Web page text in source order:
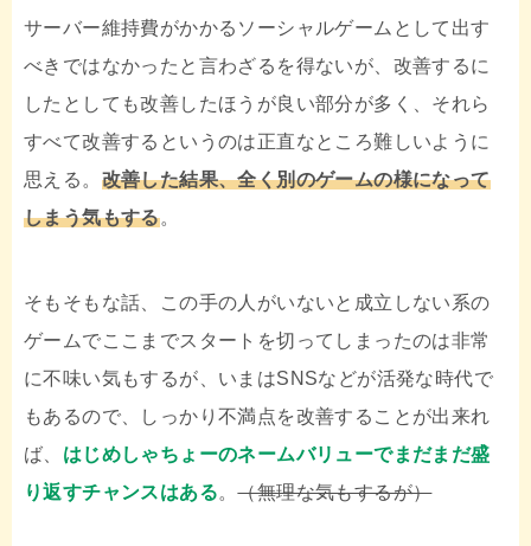
サーバー維持費がかかるソーシャルゲームとして出す
べきではなかったと言わざるを得ないが、改善するに
したとしても改善したほうが良い部分が多く、それら
すべて改善するというのは正直なところ難しいように
思える。 改善した結果、全く別のゲームの様になって
しまう気もする。
そもそもな話、この手の人がいないと成立しない系の
ゲームでここまでスタートを切ってしまったのは非常
に不味い気もするが、いまはSNSなどが活発な時代で
もあるので、しっかり不満点を改善することが出来れ
ば、 はじめしゃちょーのネームバリューでまだまだ盛
り返すチャンスはある。（無理な気もするが）